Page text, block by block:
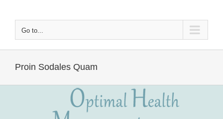
contentGo to...
Proin Sodales Quam